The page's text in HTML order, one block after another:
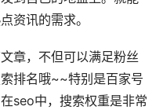
资讯的需求。
章，不但可以满足粉丝
排名哦~~特别是百家号
seo中，搜索权重是非常